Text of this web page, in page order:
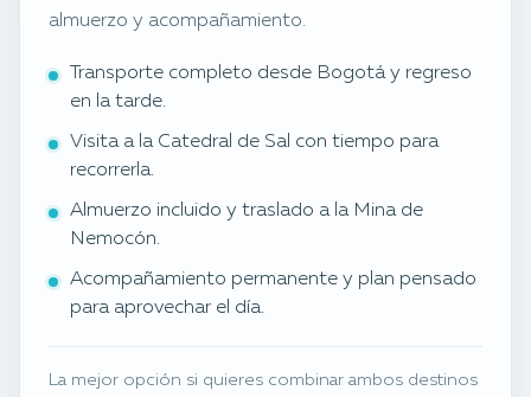
almuerzo y acompañamiento.
Transporte completo desde Bogotá y regreso
en la tarde.
Visita a la Catedral de Sal con tiempo para
recorrerla.
Almuerzo incluido y traslado a la Mina de
Nemocón.
Acompañamiento permanente y plan pensado
para aprovechar el día.
La mejor opción si quieres combinar ambos destinos